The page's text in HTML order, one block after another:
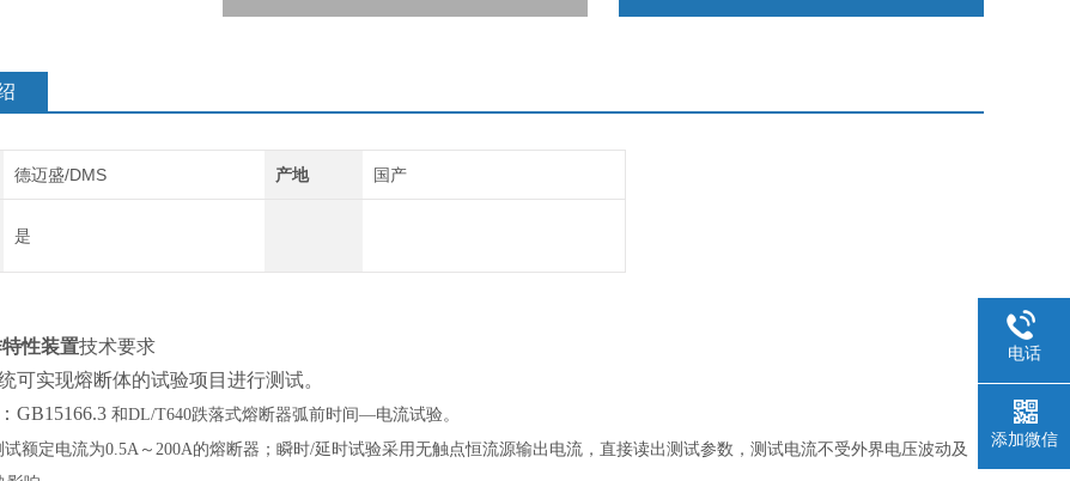
德迈盛/DMS 产地 国产
是
性装置技术要求
可实现熔断体的试验项目进行测试。
GB15166.3 和DL/T640跌落式熔断器弧前时间—电流试验。
额定电流为0.5A～200A的熔断器；瞬时/延时试验采用无触点恒流源输出电流，直接读出测试参数，测试电流不受外界电压波动及
电话
添加微信